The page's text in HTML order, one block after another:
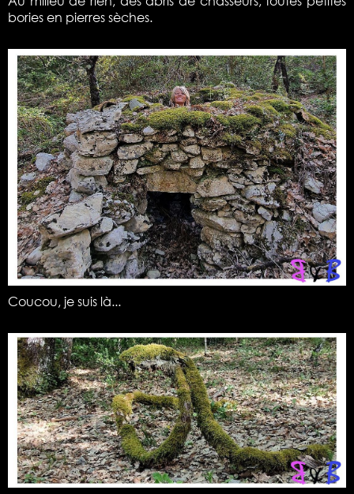
bories en pierres sèches.
Coucou, je suis là...